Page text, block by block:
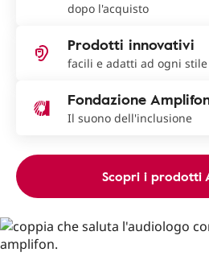
dopo l'acquisto
Prodotti innovativi
facili e adatti ad ogni
Fondazione
Il suono dell'inclusione
Scopri i prodotti